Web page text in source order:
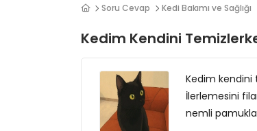
Soru Cevap Kedi Bakımı ve Sağlığı
Kedim Kendini
Kedim kendini
İlerlemesini
nemli